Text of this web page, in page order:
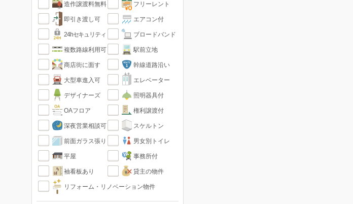
造作譲渡料無料 フリーレント
即引き渡し可 エアコン付
24hセキュリティ ブロードバンド
複数路線利用可 駅前立地
商店街に面す 幹線道路沿い
大型車進入可 エレベーター
デザイナーズ 照明器具付
OAフロア 権利譲渡付
深夜営業相談可 スケルトン
前面ガラス張り 男女別トイレ
平屋 事務所付
袖看板あり 貸主の物件
リフォーム・リノベーション物件